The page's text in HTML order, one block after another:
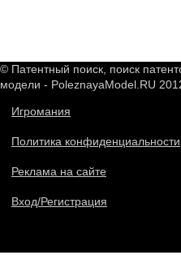
© Патентный поиск, поиск
модели - PoleznayaModel.RU
Игромания
Политика конфиденциальности
Реклама на сайте
Вход/Регистрация